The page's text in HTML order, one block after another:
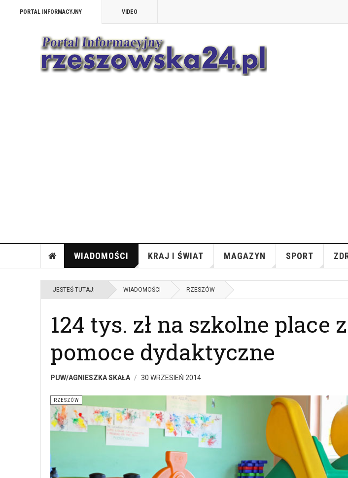
PORTAL INFORMACYJNY VIDEO
WIADOMOŚCI KRAJ I ŚWIAT MAGAZYN SPORT
JESTEŚ TUTAJ: WIADOMOŚCI RZESZÓW
124 tys. zł na szkolne place
pomoce dydaktyczne
PUW/AGNIESZKA SKAŁA 30 WRZESIEŃ 2014
RZESZÓW